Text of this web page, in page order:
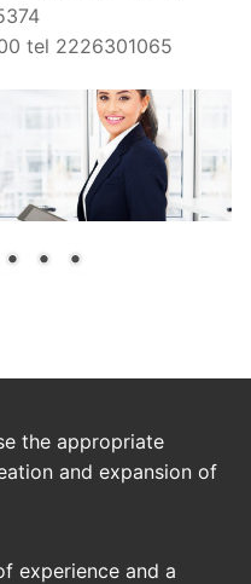
tel 2226301065
the appropriate
and expansion of
experience and a